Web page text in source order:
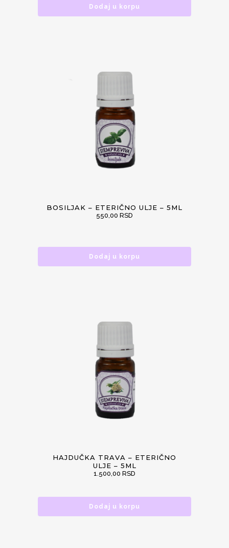
Dodaj u korpu
BOSILJAK – ETERIČNO ULJE – 5ML
550,00 RSD
Dodaj u korpu
HAJDUČKA TRAVA – ETERIČNO
ULJE – 5ML
1.500,00 RSD
Dodaj u korpu